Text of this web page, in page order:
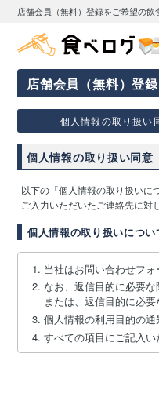
店舗会員（無料）登録をご希望の飲
店舗会員（無料）登
個人情報の取り扱い
個人情報の取り扱い同意
以下の「個人情報の取り扱いに
ご入力いただいたご連絡先に対
個人情報の取り扱いについ
当社はお問い合わせフ
なお、返信目的に必要
または、返信目的に必
個人情報の利用目的の
すべての項目にご記入